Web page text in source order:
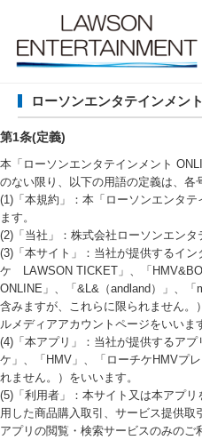
ローソンエンタテインメン
第1条(定義)
本「ローソンエンタテインメント
のない限り、以下の用語の定義は、各
(1)「本規約」：本「ローソンエンタ
ます。
(2)「当社」：株式会社ローソンエンタ
(3)「本サイト」：当社が提供するイ
ケ LAWSON TICKET」、「
ONLINE」、「&L&（andland）」、
含みますが、これらに限られません。
ルメディアアカウントページをいいま
(4)「本アプリ」：当社が提供するア
ケ」、「HMV」、「ローチケHMVプ
れません。）をいいます。
(5)「利用者」：本サイト又は本アプ
用した商品購入取引、サービス提供
アプリの閲覧・検索サービスのみのご